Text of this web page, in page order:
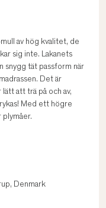
av hög kvalitet, de
sig inte. Lakanets
snygg tät passform när
Det är
att trä på och av,
Med ett högre
Denmark